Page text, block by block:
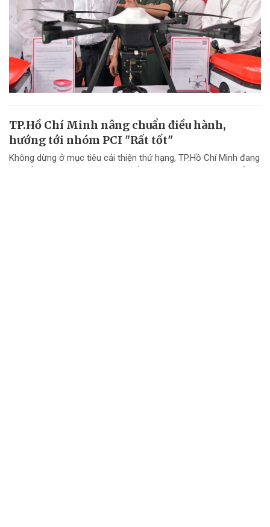
TP.Hồ Chí Minh nâng chuẩn điều hành,
hướng tới nhóm PCI "Rất tốt"
Không dừng ở mục tiêu cải thiện thứ hạng, TP.Hồ Chí Minh đang